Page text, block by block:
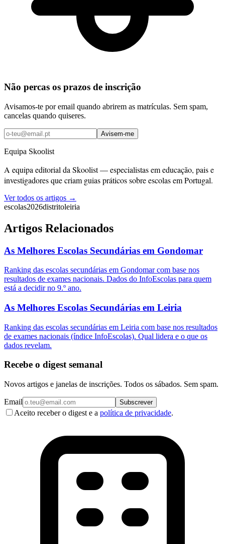
Não percas os prazos de inscrição
Avisamos-te por email quando abrirem as matrículas. Sem spam,
cancelas quando quiseres.
Avisem-me
Equipa Skoolist
A equipa editorial da Skoolist — especialistas em educação, pais e
investigadores que criam guias práticos sobre escolas em Portugal.
Ver todos os artigos →
escolas2026distritoleiria
Artigos Relacionados
As Melhores Escolas Secundárias em Gondomar
Ranking das escolas secundárias em Gondomar com base nos
resultados de exames nacionais. Dados do InfoEscolas para quem
está a decidir no 9.º ano.
As Melhores Escolas Secundárias em Leiria
Ranking das escolas secundárias em Leiria com base nos resultados
de exames nacionais (índice InfoEscolas). Qual lidera e o que os
dados revelam.
Recebe o digest semanal
Novos artigos e janelas de inscrições. Todos os sábados. Sem spam.
Email Subscrever
Aceito receber o digest e a política de privacidade.